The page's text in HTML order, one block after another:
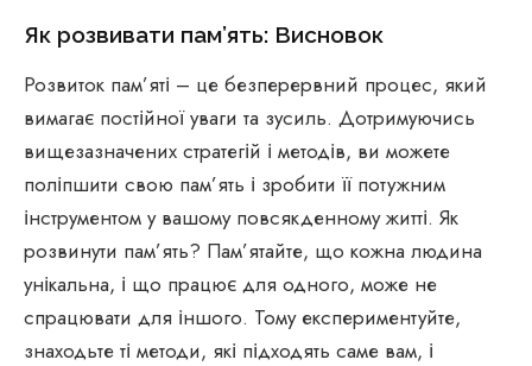
Як розвивати пам’ять: Висновок
Розвиток пам’яті – це безперервний процес, який
вимагає постійної уваги та зусиль. Дотримуючись
вищезазначених стратегій і методів, ви можете
поліпшити свою пам’ять і зробити її потужним
інструментом у вашому повсякденному житті. Як
розвинути пам’ять? Пам’ятайте, що кожна людина
унікальна, і що працює для одного, може не
спрацювати для іншого. Тому експериментуйте,
знаходьте ті методи, які підходять саме вам, і